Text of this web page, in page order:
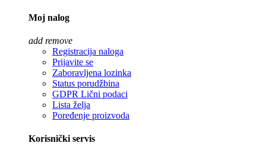
Moj nalog
add remove
Registracija naloga
Prijavite se
Zaboravljena lozinka
Status porudžbina
GDPR Lični podaci
Lista želja
Poređenje proizvoda
Korisnički servis